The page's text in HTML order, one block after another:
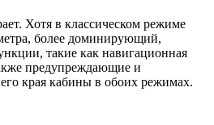
Хотя в классическом режиме
более доминирующий,
такие как навигационная
предупреждающие и
края кабины в обоих режимах.